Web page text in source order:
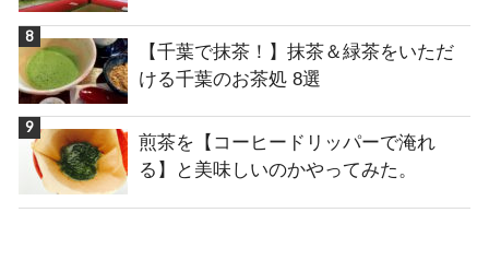
【千葉で抹茶！】抹茶＆緑茶をいただ
ける千葉のお茶処 8選
煎茶を【コーヒードリッパーで淹れ
る】と美味しいのかやってみた。